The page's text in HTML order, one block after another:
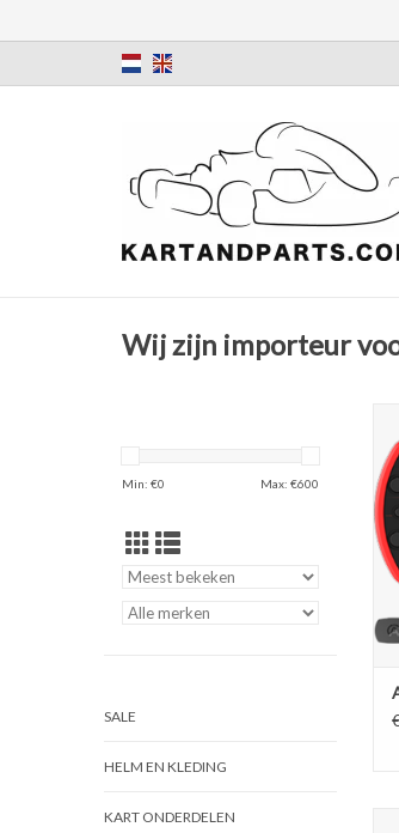
Wij zijn importeur
Min: €0 Max: €600
SALE
HELM EN KLEDING
KART ONDERDELEN